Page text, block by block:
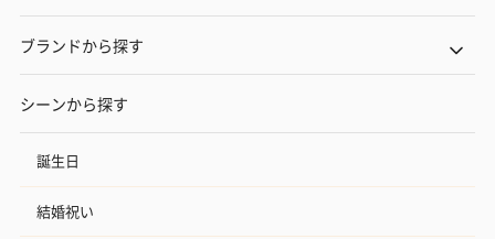
ブランドから探す
シーンから探す
誕生日
結婚祝い